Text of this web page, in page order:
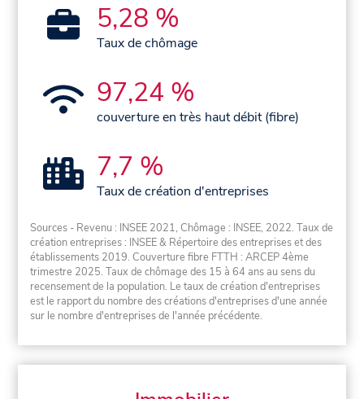
5,28 %
Taux de chômage
97,24 %
couverture en très haut débit (fibre)
7,7 %
Taux de création d'entreprises
Sources - Revenu : INSEE 2021, Chômage : INSEE, 2022. Taux de
création entreprises : INSEE & Répertoire des entreprises et des
établissements 2019. Couverture fibre FTTH : ARCEP 4ème
trimestre 2025. Taux de chômage des 15 à 64 ans au sens du
recensement de la population. Le taux de création d'entreprises
est le rapport du nombre des créations d'entreprises d'une année
sur le nombre d'entreprises de l'année précédente.